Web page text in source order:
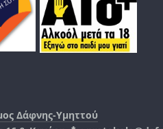
Δάφνης-Υμηττού